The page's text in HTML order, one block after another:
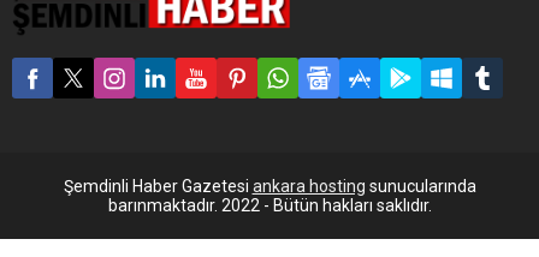
Başkanlığı talebi kabul
etmedi. TBMM Başkanlık
Divanı Üyeliği görevinden, 13
ayda 1.2 milyon TL’yi bulan
Milletvekili Elif...
Şemdinli Haber Gazetesi ankara hosting sunucularında
barınmaktadır. 2022 - Bütün hakları saklıdır.